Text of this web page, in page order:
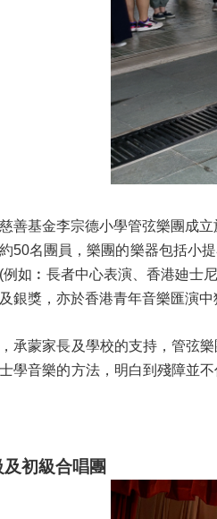
善基金李宗德小學管弦樂團成
50名團員，樂團的樂器包括小
例如︰長者中心表演、香港廸士
銀獎，亦於香港青年音樂匯演中
承蒙家長及學校的支持，管弦
學音樂的方法，明白到殘障並
及初級合唱團